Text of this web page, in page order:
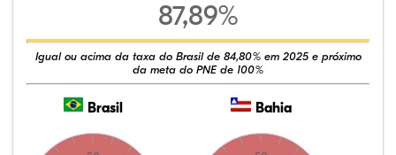
87,89%
Igual ou acima da taxa do Brasil de 84,80% em 2025 e próximo
da meta do PNE de 100%
Brasil Bahia